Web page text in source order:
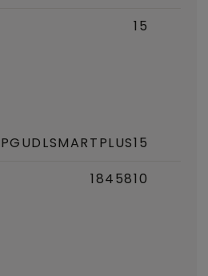
15
PGUDLSMARTPLUS15
1845810